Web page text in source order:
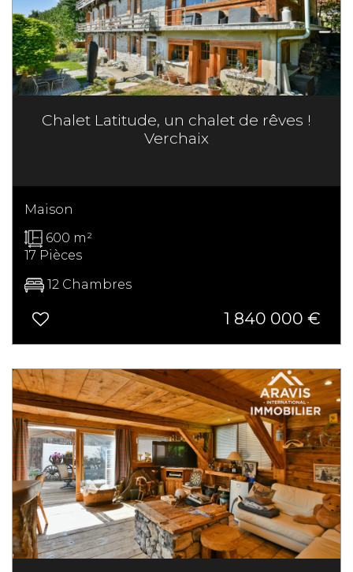
Chalet Latitude, un chalet de rêves !
Verchaix
Maison
600 m²
17 Pièces
12 Chambres
1 840 000 €